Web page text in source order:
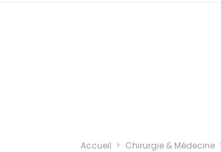
Accueil Chirurgie & Médecine